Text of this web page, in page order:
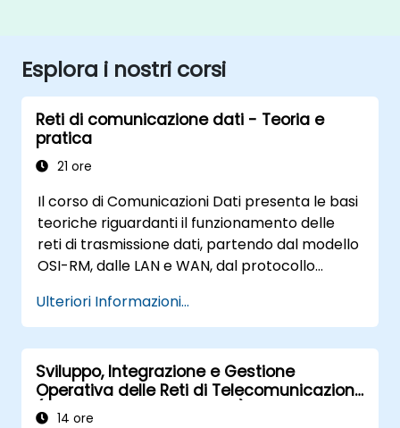
Esplora i nostri corsi
Reti di comunicazione dati - Teoria e
pratica
21 ore
Il corso di Comunicazioni Dati presenta le basi
teoriche riguardanti il funzionamento delle
reti di trasmissione dati, partendo dal modello
OSI-RM, dalle LAN e WAN, dal protocollo
principali applicazioni di rete. Il corso fornisce
agli studenti conoscenze generali
sull’architettura, sui componenti hardware,
sulla configurazione software e sulla struttura
delle reti di comunicazione dati.
Ulteriori Informazioni...
Sviluppo, Integrazione e Gestione
Operativa delle Reti di Telecomunicazione
(2G–5G & Wi-Fi Enterprise)
14 ore